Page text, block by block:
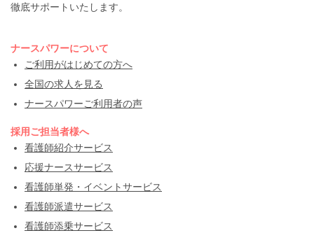
徹底サポートいたします。
ナースパワーについて
ご利用がはじめての方へ
全国の求人を見る
ナースパワーご利用者の声
採用ご担当者様へ
看護師紹介サービス
応援ナースサービス
看護師単発・イベントサービス
看護師派遣サービス
看護師添乗サービス